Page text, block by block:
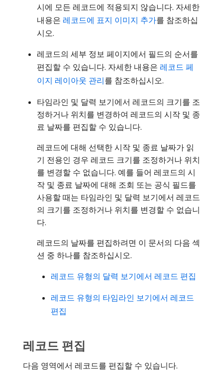
시에 모든 레코드에 적용되지 않습니다. 자세한
내용은 레코드에 표지 이미지 추가를 참조하십
시오.
레코드의 세부 정보 페이지에서 필드의 순서를
편집할 수 있습니다. 자세한 내용은 레코드 페
이지 레이아웃 관리를 참조하십시오.
타임라인 및 달력 보기에서 레코드의 크기를 조
정하거나 위치를 변경하여 레코드의 시작 및 종
료 날짜를 편집할 수 있습니다.
레코드에 대해 선택한 시작 및 종료 날짜가 읽
기 전용인 경우 레코드 크기를 조정하거나 위치
를 변경할 수 없습니다. 예를 들어 레코드의 시
작 및 종료 날짜에 대해 조회 또는 공식 필드를
사용할 때는 타임라인 및 달력 보기에서 레코드
의 크기를 조정하거나 위치를 변경할 수 없습니
다.
레코드의 날짜를 편집하려면 이 문서의 다음 섹
션 중 하나를 참조하십시오.
레코드 유형의 달력 보기에서 레코드 편집
레코드 유형의 타임라인 보기에서 레코드
편집
레코드 편집
다음 영역에서 레코드를 편집할 수 있습니다.